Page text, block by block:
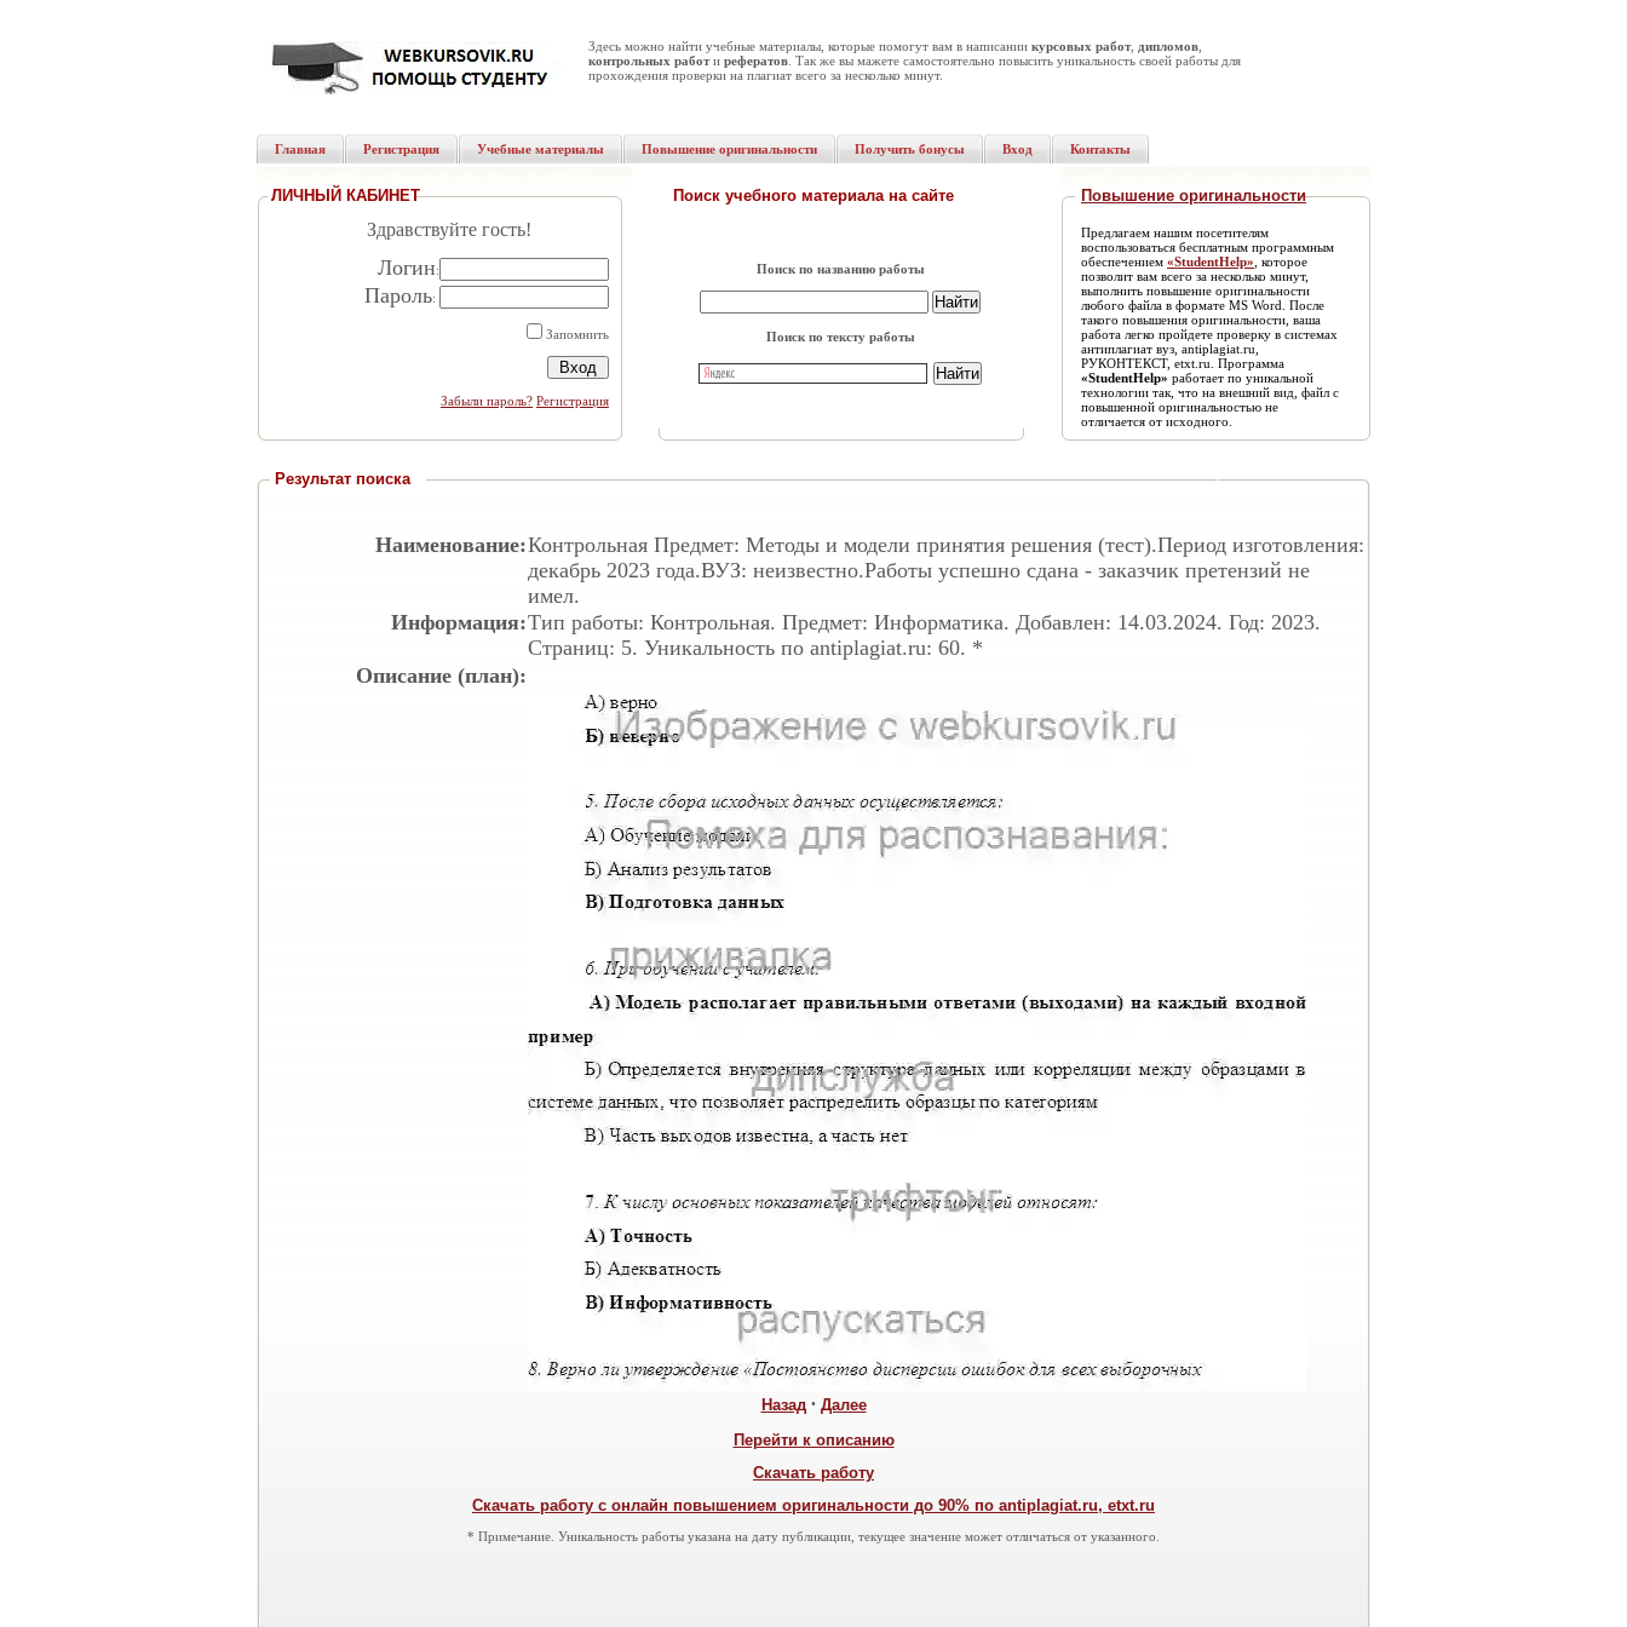
Здесь можно найти учебные материалы, которые помогут вам в написании курсовых работ, дипломов
контрольных работи рефератов . Так же вы мажете самостоятельно повысить уникальность своей работы для
прохождения проверки на плагиат всего за несколько минут.
Главная Регистрация Учебные материалы Повышение оригинальности Получить бонусы Вход Контакты
ЛИЧНЫЙ КАБИНЕТ
Здравствуйте гость!
Логин:
Пароль:
Запомнить
Забыли пароль? Регистрация
Поиск учебного материала на сайте
Поиск по названию работы
Поиск по тексту работы
Повышение оригинальности
Предлагаем нашим посетителям
воспользоваться бесплатным программным
обеспечением «StudentHelp» , которое
позволит вам всего за несколько минут,
выполнить повышение оригинальности
любого файла в формате MS Word. После
такого повышения оригинальности, ваша
работа легко пройдете проверку в системах
антиплагиат вуз, antiplagiat.ru,
РУКОНТЕКСТ, etxt.ru. Программа
«StudentHelp» работает по уникальной
технологии так, что на внешний вид, файл с
повышенной оригинальностью не
отличается от исходного.
Результат поиска
Наименование:Контрольная Предмет: Методы и модели принятия решения (тест).Период изготовления:
декабрь 2023 года.ВУЗ: неизвестно.Работы успешно сдана - заказчик претензий не
имел.
Информация:Тип работы: Контрольная. Предмет: Информатика. Добавлен: 14.03.2024. Год: 2023.
Страниц: 5. Уникальность по antiplagiat.ru: 60. *
Описание (план):
Назад • Далее
Перейти к описанию
Скачать работу
Скачать работу с онлайн повышением оригинальности до 90% по antiplagiat.ru, etxt.ru
* Примечание. Уникальность работы указана на дату публикации, текущее значение может отличаться от указанного.